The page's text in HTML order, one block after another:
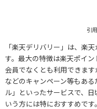
引
「楽天デリバリー」は、楽
す。最大の特徴は楽天ポイ
会員でなくとも利用できま
などのキャンペーン等もあ
ル」といったサービスで、
いう方には特におすすめで